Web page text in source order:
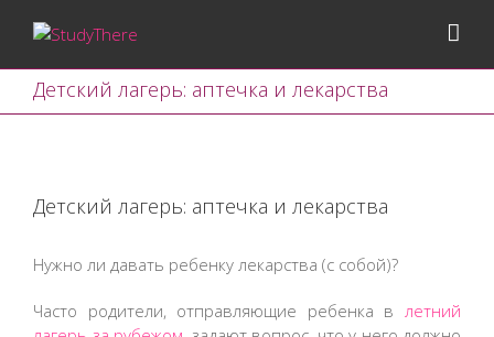
Детский лагерь: аптечка и лекарства
Larger
Image
Детский лагерь: аптечка и лекарства
Нужно ли давать ребенку лекарства (с собой)?
Часто родители, отправляющие ребенка в летний